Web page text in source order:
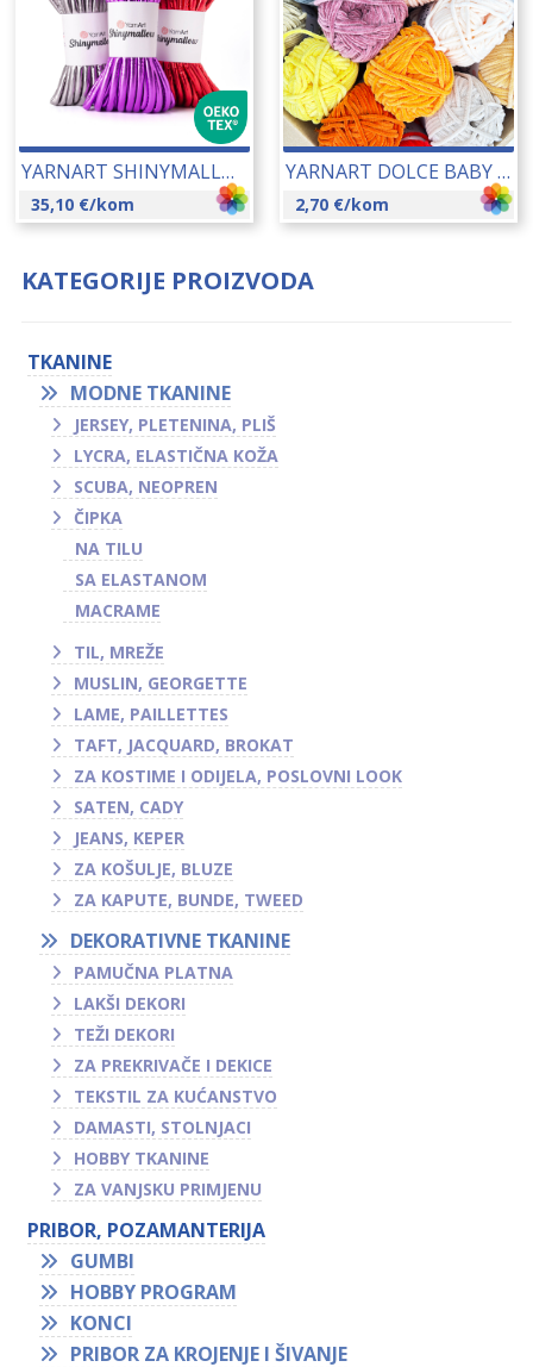
YARNART SHINYMALLOW 540 GR 26004
35,10 €/kom
YARNART DOLCE BABY 50 GR 24120
2,70 €/kom
KATEGORIJE PROIZVODA
TKANINE
MODNE TKANINE
JERSEY, PLETENINA, PLIŠ
LYCRA, ELASTIČNA KOŽA
SCUBA, NEOPREN
ČIPKA
NA TILU
SA ELASTANOM
MACRAME
TIL, MREŽE
MUSLIN, GEORGETTE
LAME, PAILLETTES
TAFT, JACQUARD, BROKAT
ZA KOSTIME I ODIJELA, POSLOVNI LOOK
SATEN, CADY
JEANS, KEPER
ZA KOŠULJE, BLUZE
ZA KAPUTE, BUNDE, TWEED
DEKORATIVNE TKANINE
PAMUČNA PLATNA
LAKŠI DEKORI
TEŽI DEKORI
ZA PREKRIVAČE I DEKICE
TEKSTIL ZA KUĆANSTVO
DAMASTI, STOLNJACI
HOBBY TKANINE
ZA VANJSKU PRIMJENU
PRIBOR, POZAMANTERIJA
GUMBI
HOBBY PROGRAM
KONCI
PRIBOR ZA KROJENJE I ŠIVANJE